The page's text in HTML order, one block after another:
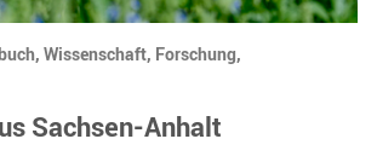
Wissenschaft, Forschung,
Sachsen-Anhalt